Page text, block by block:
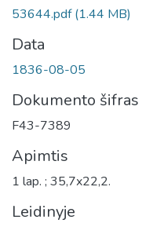
53644.pdf(1.44 MB)
Data
1836-08-05
Dokumento šifras
F43-7389
Apimtis
1 lap. ; 35,7x22,2.
Leidinyje